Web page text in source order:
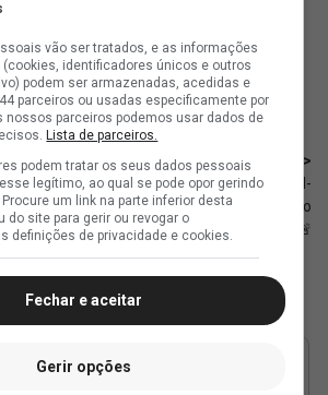
criticado
Próximo >
Vasco tem dúvidas na lateral-
direita para o jogo contra o
Barracas Central 🚨
vão ser tratados, e as informações
identificadores únicos e outros
podem ser armazenadas, acedidas e
parceiros ou usadas especificamente por
nossos parceiros podemos usar dados de
Lista de parceiros.
podem tratar os seus dados pessoais
legítimo, ao qual se pode opor gerindo
um link na parte inferior desta
do site para gerir ou revogar o
definições de privacidade e cookies.
Fechar e aceitar
Gerir opções